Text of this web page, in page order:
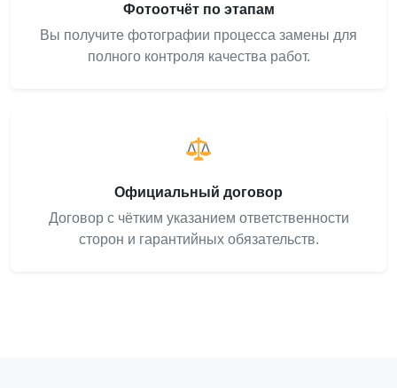
Фотоотчёт по этапам
Вы получите фотографии процесса замены для
полного контроля качества работ.
Официальный договор
Договор с чётким указанием ответственности
сторон и гарантийных обязательств.